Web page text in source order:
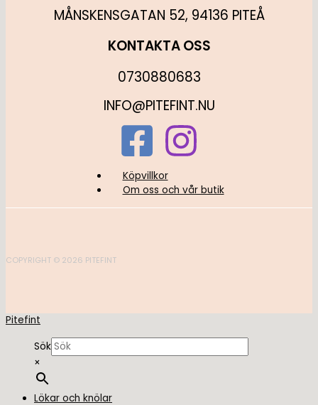
MÅNSKENSGATAN 52, 94136 PITEÅ
KONTAKTA OSS
0730880683
INFO@PITEFINT.NU
Köpvillkor
Om oss och vår butik
COPYRIGHT © 2026 PITEFINT
Pitefint
Sök
×
Lökar och knölar